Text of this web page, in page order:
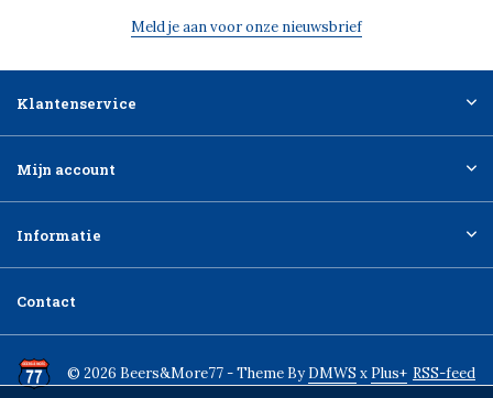
Meld je aan voor onze nieuwsbrief
Klantenservice
Mijn account
Informatie
Contact
© 2026 Beers&More77 - Theme ByDMWS x Plus+ RSS-feed